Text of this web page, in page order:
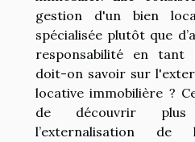
gestion d'un bien
spécialisée plutôt que
responsabilité en tant
doit-on savoir sur
locative immobilière ?
de découvrir plus
l’externalisation